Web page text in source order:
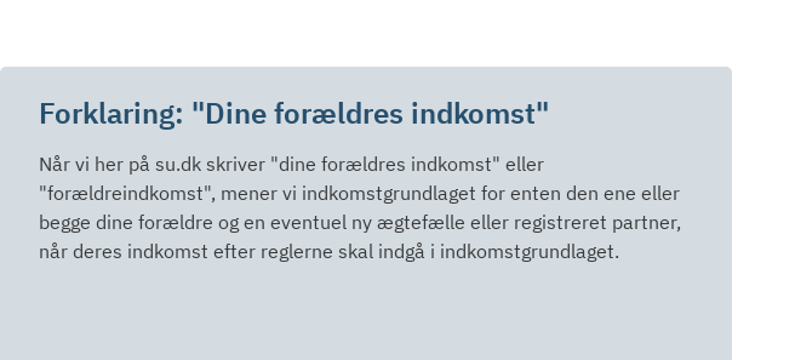
Forklaring: "Dine forældres indkomst"
Når vi her på su.dk skriver "dine forældres indkomst" eller
"forældreindkomst", mener vi indkomstgrundlaget for enten den ene eller
begge dine forældre og en eventuel ny ægtefælle eller registreret partner,
når deres indkomst efter reglerne skal indgå i indkomstgrundlaget.